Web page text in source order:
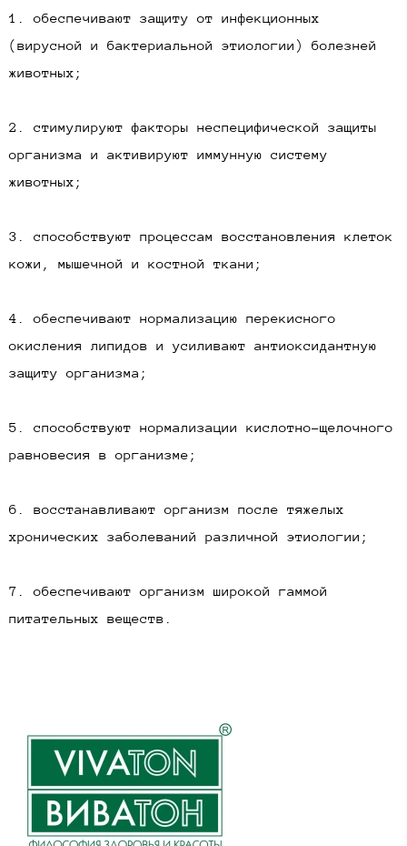
1. обеспечивают защиту от инфекционных
(вирусной и бактериальной этиологии) болезней
животных;
2. стимулируют факторы неспецифической защиты
организма и активируют иммунную систему
животных;
3. способствуют процессам восстановления клеток
кожи, мышечной и костной ткани;
4. обеспечивают нормализацию перекисного
окисления липидов и усиливают антиоксидантную
защиту организма;
5. способствуют нормализации кислотно-щелочного
равновесия в организме;
6. восстанавливают организм после тяжелых
хронических заболеваний различной этиологии;
7. обеспечивают организм широкой гаммой
питательных веществ.